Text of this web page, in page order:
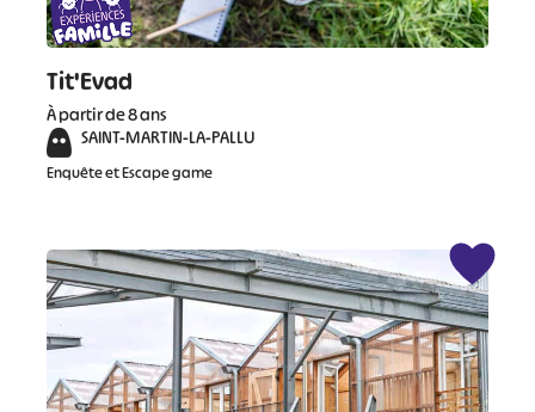
Tit'Evad
À partir de 8 ans
SAINT-MARTIN-LA-PALLU
Enquête et Escape game